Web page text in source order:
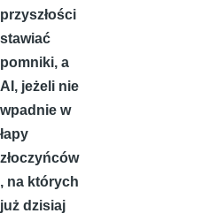
przyszłości
stawiać
pomniki, a
AI, jeżeli nie
wpadnie w
łapy
złoczyńców
, na których
już dzisiaj